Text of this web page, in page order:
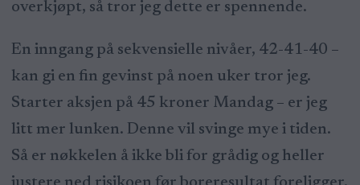
overkjøpt, så tror jeg dette er spennende.
En inngang på sekvensielle nivåer, 42-41-40 –
kan gi en fin gevinst på noen uker tror jeg.
Starter aksjen på 45 kroner Mandag – er jeg
litt mer lunken. Denne vil svinge mye i tiden.
Så er nøkkelen å ikke bli for grådig og heller